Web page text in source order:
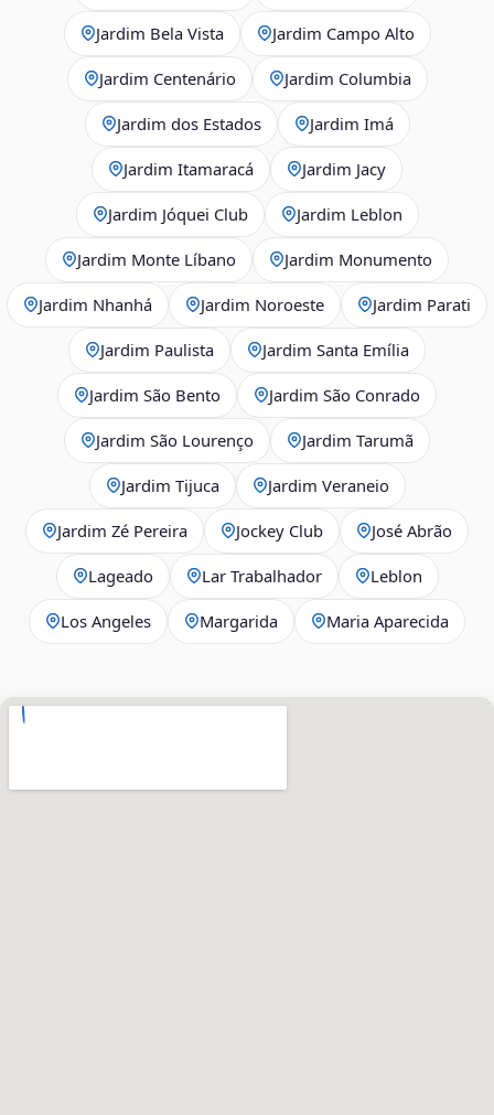
Jardim Bela Vista Jardim Campo Alto
Jardim Centenário Jardim Columbia
Jardim dos Estados Jardim Imá
Jardim Itamaracá Jardim Jacy
Jardim Jóquei Club Jardim Leblon
Jardim Monte Líbano Jardim Monumento
Jardim Nhanhá Jardim Noroeste Jardim Parati
Jardim Paulista Jardim Santa Emília
Jardim São Bento Jardim São Conrado
Jardim São Lourenço Jardim Tarumã
Jardim Tijuca Jardim Veraneio
Jardim Zé Pereira Jockey Club José Abrão
Lageado Lar Trabalhador Leblon
Los Angeles Margarida Maria Aparecida